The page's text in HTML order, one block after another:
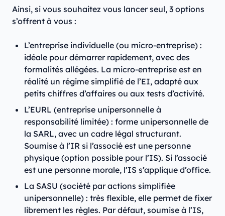
Ainsi, si vous souhaitez vous lancer seul, 3 options
s’offrent à vous :
L’entreprise individuelle (ou micro-entreprise) :
idéale pour démarrer rapidement, avec des
formalités allégées. La micro-entreprise est en
réalité un régime simplifié de l’EI, adapté aux
petits chiffres d’affaires ou aux tests d’activité.
L’EURL (entreprise unipersonnelle à
responsabilité limitée) : forme unipersonnelle de
la SARL, avec un cadre légal structurant.
Soumise à l’IR si l’associé est une personne
physique (option possible pour l’IS). Si l’associé
est une personne morale, l’IS s’applique d’office.
La SASU (société par actions simplifiée
unipersonnelle) : très flexible, elle permet de fixer
librement les règles. Par défaut, soumise à l’IS,